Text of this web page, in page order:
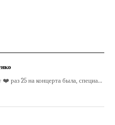
раз 25 на концерта была, специа...